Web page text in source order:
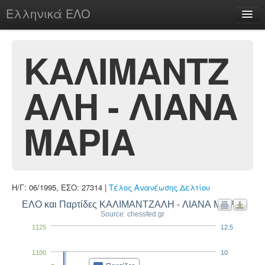
Ελληνικά ΕΛΟ
chesstu.be @ discord
Login
ΚΑΛΙΜΑΝΤΖ
ΑΛΗ - ΛΙΑΝΑ
ΜΑΡΙΑ
Η/Γ: 06/1995, ΕΣΟ: 27314 | Τέλος Ανανέωσης Δελτίου
ΕΛΟ και Παρτίδες ΚΑΛΙΜΑΝΤΖΑΛΗ - ΛΙΑΝΑ ΜΑΡΙΑ
Source: chessfed.gr
1100
1125
10
12.5